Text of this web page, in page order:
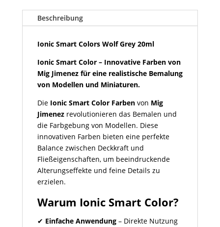
Menge
Beschreibung
Ionic Smart Colors Wolf Grey 20ml
Ionic Smart Color – Innovative Farben von
Mig Jimenez für eine realistische Bemalung
von Modellen und Miniaturen.
Die Ionic Smart Color Farbenvon Mig
Jimenezrevolutionieren das Bemalen und
die Farbgebung von Modellen. Diese
innovativen Farben bieten eine perfekte
Balance zwischen Deckkraft und
Fließeigenschaften, um beeindruckende
Alterungseffekte und feine Details zu
erzielen.
Warum Ionic Smart Color?
✔ Einfache Anwendung– Direkte Nutzung